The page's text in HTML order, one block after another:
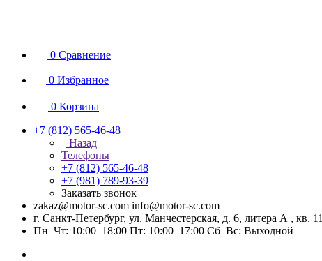
0 Сравнение
0 Избранное
0 Корзина
+7 (812) 565-46-48
Назад
Телефоны
+7 (812) 565-46-48
+7 (981) 789-93-39
Заказать звонок
zakaz@motor-sc.com info@motor-sc.com
г. Санкт-Петербург, ул. Манчестерская, д. 6, литера А , кв. 11
Пн–Чт: 10:00–18:00 Пт: 10:00–17:00 Сб–Вс: Выходной